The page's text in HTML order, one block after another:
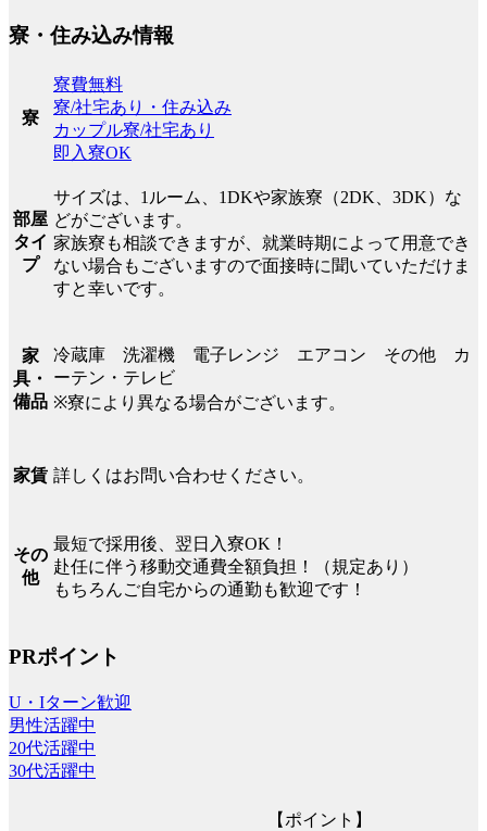
寮・住み込み情報
寮
寮費無料
寮/社宅あり・住み込み
カップル寮/社宅あり
即入寮OK
部屋
タイ
プ
サイズは、1ルーム、1DKや家族寮（2DK、3DK）な
どがございます。
家族寮も相談できますが、就業時期によって用意でき
ない場合もございますので面接時に聞いていただけま
すと幸いです。
家
具・
備品
冷蔵庫 洗濯機 電子レンジ エアコン その他 カ
ーテン・テレビ
※寮により異なる場合がございます。
家賃 詳しくはお問い合わせください。
その
他
最短で採用後、翌日入寮OK！
赴任に伴う移動交通費全額負担！（規定あり）
もちろんご自宅からの通勤も歓迎です！
PRポイント
U・Iターン歓迎
男性活躍中
20代活躍中
30代活躍中
【ポイント】